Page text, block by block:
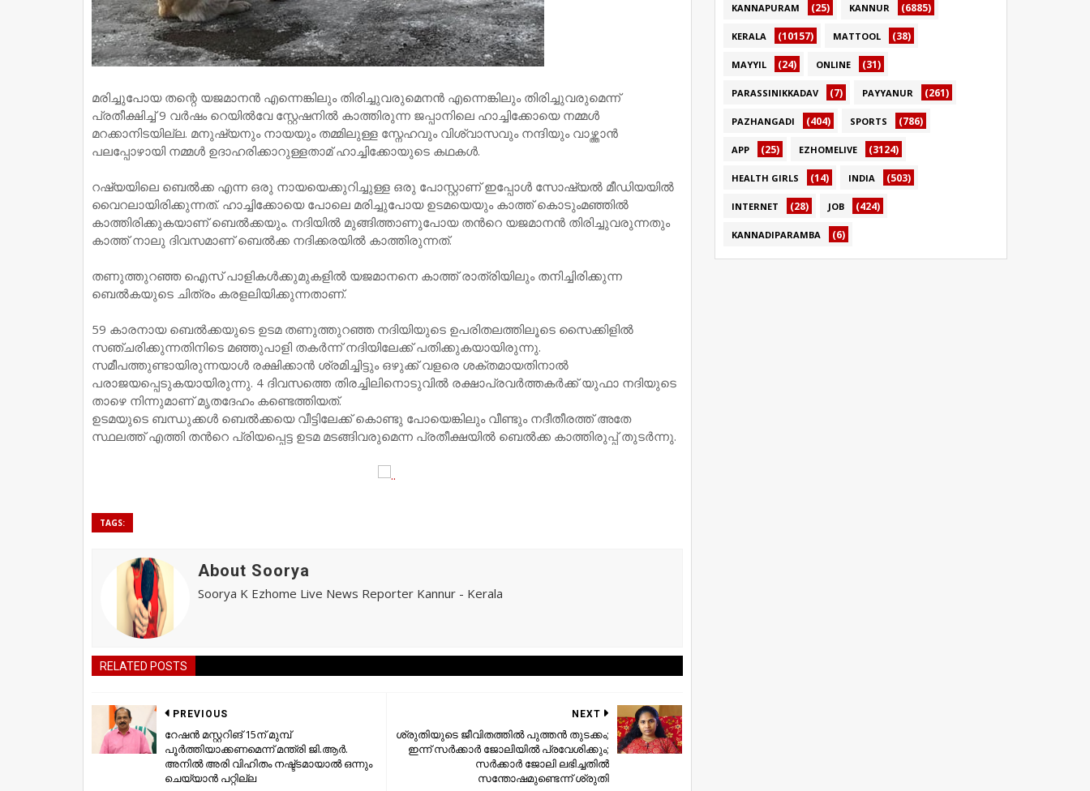
മരിച്ചുപോയ തന്റെ യജമാനൻ എന്നെങ്കിലും തിരിച്ചുവരുമെനൻ എന്നെങ്കിലും തിരിച്ചുവരുമെന്ന്
പ്രതീക്ഷിച്ച് 9 വർഷം റെയിൽവേ സ്റ്റേഷനിൽ കാത്തിരുന്ന ജപ്പാനിലെ ഹാച്ചിക്കോയെ നമ്മൾ
മറക്കാനിടയില്ല. മനുഷ്യനും നായയും തമ്മിലുള്ള സ്നേഹവും വിശ്വാസവും നന്ദിയും വാഴ്ത്താൻ
പലപ്പോഴായി നമ്മൾ ഉദാഹരിക്കാറുള്ളതാമ് ഹാച്ചിക്കോയുടെ കഥകൾ.
റഷ്യയിലെ ബെൽക്ക എന്ന ഒരു നായയെക്കുറിച്ചുള്ള ഒരു പോസ്റ്റാണ് ഇപ്പോൾ സോഷ്യൽ മീഡിയയിൽ
വൈറലായിരിക്കുന്നത്. ഹാച്ചിക്കോയെ പോലെ മരിച്ചുപോയ ഉടമയെയും കാത്ത് കൊടുംമഞ്ഞിൽ
കാത്തിരിക്കുകയാണ് ബെൽക്കയും. നദിയിൽ മുങ്ങിത്താണുപോയ തൻറെ യജമാനൻ തിരിച്ചുവരുന്നതും
കാത്ത് നാലു ദിവസമാണ് ബെൽക്ക നദിക്കരയിൽ കാത്തിരുന്നത്.
തണുത്തുറഞ്ഞ ഐസ് പാളികള്‍ക്കുമുകളില്‍ യജമാനനെ കാത്ത് രാത്രിയിലും തനിച്ചിരിക്കുന്ന
ബെല്‍കയുടെ ചിത്രം കരളലിയിക്കുന്നതാണ്.
59 കാരനായ ബെൽക്കയുടെ ഉടമ തണുത്തുറഞ്ഞ നദിയിയുടെ ഉപരിതലത്തിലൂടെ സൈക്കിളിൽ
സഞ്ചരിക്കുന്നതിനിടെ മഞ്ഞുപാളി തകർന്ന് നദിയിലേക്ക് പതിക്കുകയായിരുന്നു.
സമീപത്തുണ്ടായിരുന്നയാൾ രക്ഷിക്കാൻ ശ്രമിച്ചിട്ടും ഒഴുക്ക് വളരെ ശക്തമായതിനാൽ
പരാജയപ്പെടുകയായിരുന്നു. 4 ദിവസത്തെ തിരച്ചിലിനൊടുവിൽ രക്ഷാപ്രവർത്തകർക്ക് യുഫാ നദിയുടെ
താഴെ നിന്നുമാണ് മൃതദേഹം കണ്ടെത്തിയത്.
ഉടമയുടെ ബന്ധുക്കൾ ബെൽക്കയെ വീട്ടിലേക്ക് കൊണ്ടു പോയെങ്കിലും വീണ്ടും നദീതീരത്ത് അതേ
സ്ഥലത്ത് എത്തി തന്‍റെ പ്രിയപ്പെട്ട ഉടമ മടങ്ങിവരുമെന്ന പ്രതീക്ഷയിൽ ബെൽക്ക കാത്തിരുപ്പ് തുടർന്നു.
TAGS:
About Soorya
Soorya K Ezhome Live News Reporter Kannur - Kerala
RELATED POSTS
NEXT
ശ്രുതിയുടെ ജീവിതത്തില്‍ പുത്തന്‍ തുടക്കം;
ഇന്ന് സര്‍ക്കാര്‍ ജോലിയില്‍ പ്രവേശിക്കും;
സര്‍ക്കാര്‍ ജോലി ലഭിച്ചതില്‍
സന്തോഷമുണ്ടെന്ന് ശ്രുതി
PREVIOUS
റേഷൻ മസ്റ്ററിങ് 15ന് മുമ്പ്
പൂർത്തിയാക്കണമെന്ന് മന്ത്രി ജി.ആർ.
അനിൽ അരി വിഹിതം നഷ്ട്ടമായാൽ ഒന്നും
ചെയ്യാൻ പറ്റില്ല
KANNAPURAM (25) KANNUR (6885)
KERALA (10157) MATTOOL (38)
MAYYIL (24) ONLINE (31)
PARASSINIKKADAV (7) PAYYANUR (261)
PAZHANGADI (404) SPORTS (786)
APP (25) EZHOMELIVE (3124)
HEALTH GIRLS (14) INDIA (503)
INTERNET (28) JOB (424)
KANNADIPARAMBA (6)